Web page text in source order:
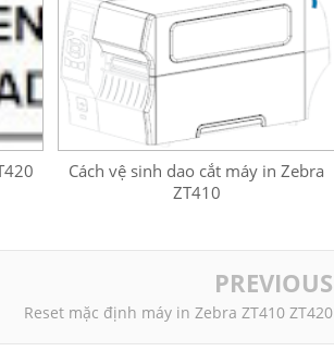
Cách vệ sinh dao cắt máy in Zebra
ZT410
PREVIOUS
Reset mặc định máy in Zebra ZT410 ZT420